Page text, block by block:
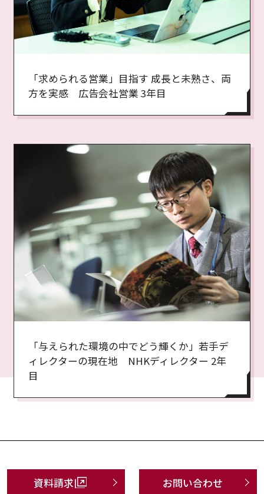
「求められる営業」目指す 成長と未熟さ、両
方を実感 広告会社営業 3年目
「与えられた環境の中でどう輝くか」若手デ
ィレクターの現在地 NHKディレクター 2年
目
資料請求 お問い合わせ